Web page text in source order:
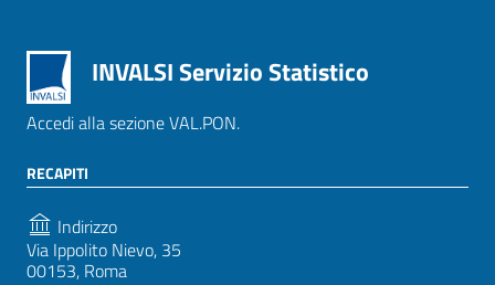
INVALSI Servizio Statistico
Accedi alla sezione VAL.PON.
RECAPITI
Indirizzo
Via Ippolito Nievo, 35
00153, Roma